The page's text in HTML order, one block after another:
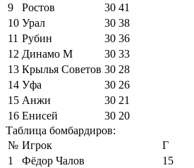
9
Ростов 30 41
10 Урал 30 38
11 Рубин 30 36
12 Динамо М 30 33
13 Крылья Советов 30 28
14 Уфа 30 26
15 Анжи 30 21
16 Енисей 30 20
Таблица бомбардиров:
№ Игрок
Г
1
Фёдор Чалов
15